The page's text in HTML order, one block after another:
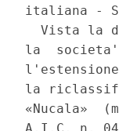
italiana -
Vista la
la  societa'
la
«Nucala»